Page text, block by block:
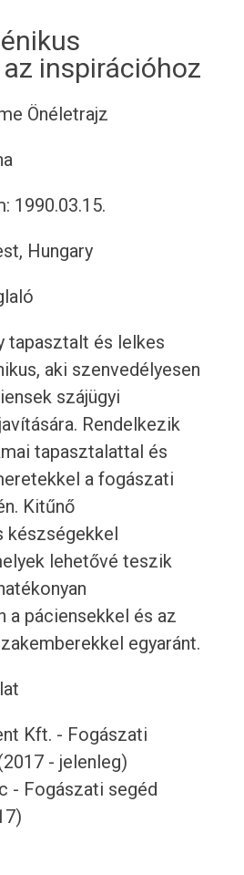
inspirációhoz
Önéletrajz
1990.03.15.
Hungary
tapasztalt és lelkes
aki szenvedélyesen
szájügyi
Rendelkezik
tapasztalattal és
a fogászati
Kitűnő
készségekkel
lehetővé teszik
a páciensekkel és az
egyaránt.
Kft. - Fogászati
- jelenleg)
- Fogászati ​​segéd